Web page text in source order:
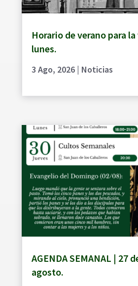
Horario de verano para
lunes.
3 Ago, 2026| Noticias
AGENDA SEMANAL | 27
agosto.